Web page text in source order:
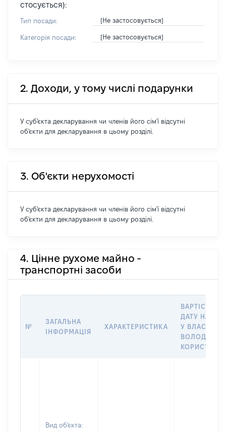
стосується):
Тип посади: [Не застосовується]
Категорія посади: [Не застосовується]
2. Доходи, у тому числі подарунки
У суб'єкта декларування чи членів його сім'ї відсутні
об'єкти для декларування в цьому розділі.
3. Об'єкти нерухомості
У суб'єкта декларування чи членів його сім'ї відсутні
об'єкти для декларування в цьому розділі.
4. Цінне рухоме майно -
транспортні засоби
№
ЗАГАЛЬНА
ІНФОРМАЦІЯ
ХАРАКТЕРИСТИКА
ВАРТІСТЬ НА
ДАТУ
У
ВОЛОДІННЯ
Вид об'єкта: